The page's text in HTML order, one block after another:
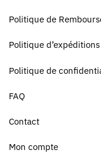
Politique de
Politique
Politique de
FAQ
Contact
Mon compte